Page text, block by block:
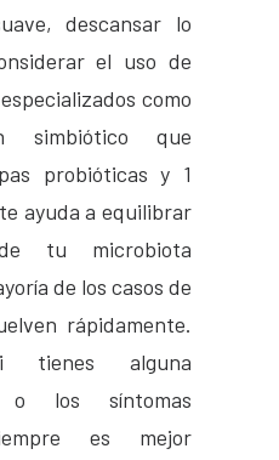
descansar lo
el uso de
como
simbiótico que
probióticas y 1
ayuda a equilibrar
tu microbiota
de los casos de
rápidamente.
tienes alguna
o los síntomas
es mejor